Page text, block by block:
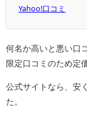
Yahoo!口コミ
何名か高いと悪い口
限定口コミのため定
公式サイトなら、安
た。